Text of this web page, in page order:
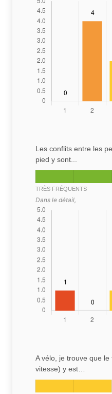
Les conflits entre les
pied y sont...
TRÈS FRÉQUENTS
Dans le détail,
A vélo, je trouve que
vitesse) y est…